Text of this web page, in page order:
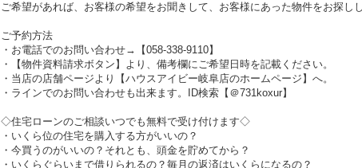
ご希望があれば、お客様の希望をお聞きして、お客様にあった物件をお探し
ご予約方法
・お電話でのお問い合わせ→【058-338-9110】
・【物件資料請求ボタン】より、備考欄にご希望日時を記載ください。
・当店の店舗ページより【ハウスアイビー岐阜店のホームページ】へ。
・ラインでのお問い合わせも出来ます。ID検索【＠731koxur】
◇住宅ローンのご相談いつでも無料で受け付けます◇
・いくら位の住宅を購入する方がいいの？
・今買うのがいいの？それとも、頭金を貯めてから？
・いくらぐらいまで借りられるの？毎月の返済はいくらになるの？